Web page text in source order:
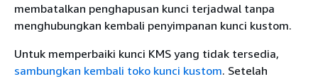
membatalkan penghapusan kunci terjadwal tanpa
menghubungkan kembali penyimpanan kunci kustom.
Untuk memperbaiki kunci KMS yang tidak tersedia,
sambungkan kembali toko kunci kustom. Setelah